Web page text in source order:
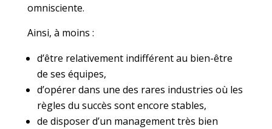
omnisciente.
Ainsi, à moins :
d’être relativement indifférent au bien-être
de ses équipes,
d’opérer dans une des rares industries où les
règles du succès sont encore stables,
de disposer d’un management très bien